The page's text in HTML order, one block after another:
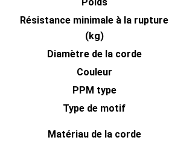
Résistance minimale à la rupture
(kg)
Diamètre de la corde
Couleur
PPM type
Type de motif
Matériau de la corde